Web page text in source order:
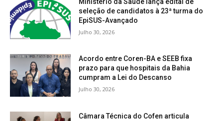
seleção de candidatos à 23ª turma do
EpiSUS-Avançado
Julho 30, 2026
Acordo entre Coren-BA e SEEB fixa
prazo para que hospitais da Bahia
cumpram a Lei do Descanso
Julho 30, 2026
Câmara Técnica do Cofen articula